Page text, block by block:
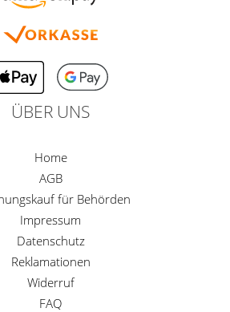
ÜBER UNS
Home
AGB
für Behörden
Impressum
Datenschutz
Reklamationen
Widerruf
FAQ